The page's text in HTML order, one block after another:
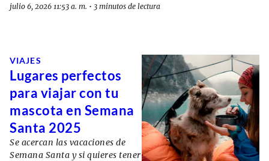
julio 6, 2026 11:53 a. m. • 3 minutos de lectura
VIAJES
Lugares perfectos
para viajar con tu
mascota en Semana
Santa 2025
Se acercan las vacaciones de
Semana Santa y si quieres tener